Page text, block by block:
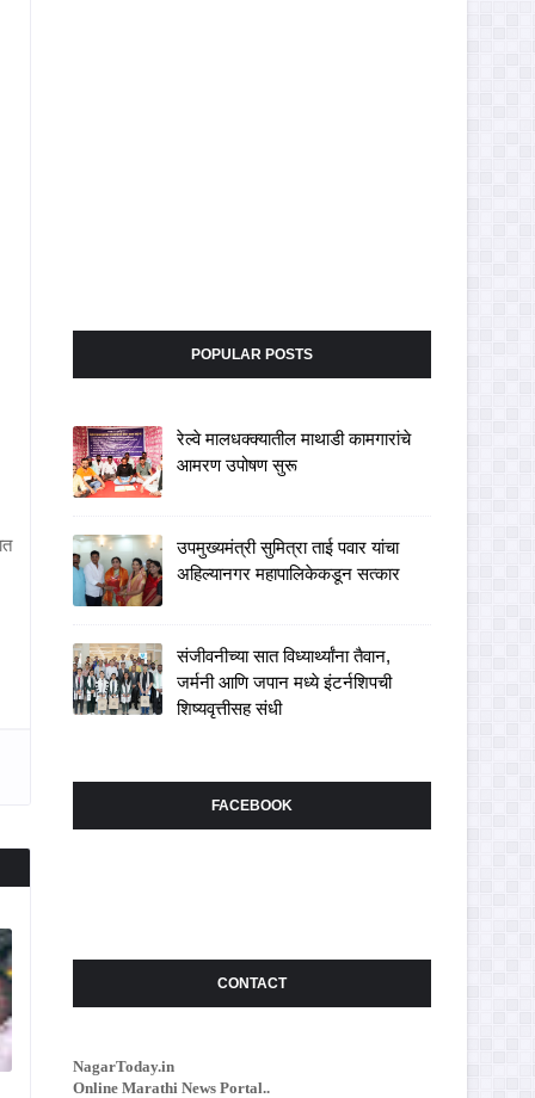
POPULAR POSTS
रेल्वे मालधक्क्यातील माथाडी कामगारांचे
आमरण उपोषण सुरू
उपमुख्यमंत्री सुमित्रा ताई पवार यांचा
अहिल्यानगर महापालिकेकडून सत्कार
संजीवनीच्या सात विध्यार्थ्यांना तैवान,
जर्मनी आणि जपान मध्ये इंटर्नशिपची
शिष्यवृत्तीसह संधी
FACEBOOK
CONTACT
NagarToday.in
Online Marathi News Portal..